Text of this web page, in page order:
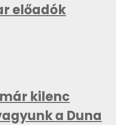
előadók
kilenc
a Duna